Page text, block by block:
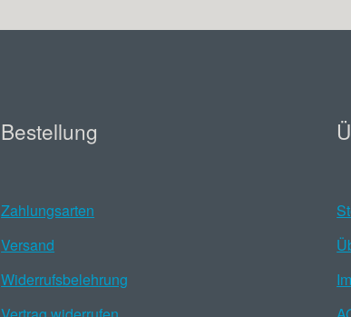
Bestellung
Zahlungsarten
Versand
Widerrufsbelehrung